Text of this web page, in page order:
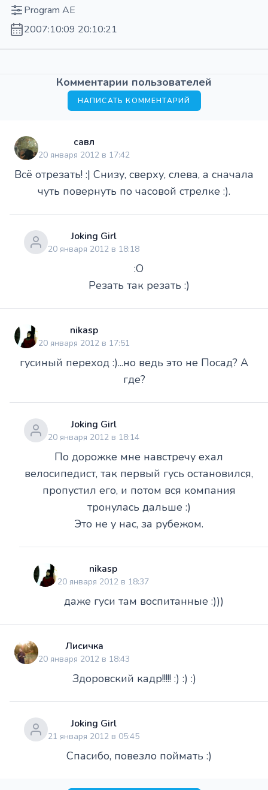
Program AE
2007:10:09 20:10:21
Комментарии пользователей
НАПИСАТЬ КОММЕНТАРИЙ
савл
20 января 2012 в 17:42
Всё отрезать! :| Снизу, сверху, слева, а сначала
чуть повернуть по часовой стрелке :).
Joking Girl
20 января 2012 в 18:18
:O
Резать так резать :)
nikasp
20 января 2012 в 17:51
гусиный переход :)...но ведь это не Посад? А
где?
Joking Girl
20 января 2012 в 18:14
По дорожке мне навстречу ехал
велосипедист, так первый гусь остановился,
пропустил его, и потом вся компания
тронулась дальше :)
Это не у нас, за рубежом.
nikasp
20 января 2012 в 18:37
даже гуси там воспитанные :)))
Лисичка
20 января 2012 в 18:43
Здоровский кадр!!!!! :) :) :)
Joking Girl
21 января 2012 в 05:45
Спасибо, повезло поймать :)